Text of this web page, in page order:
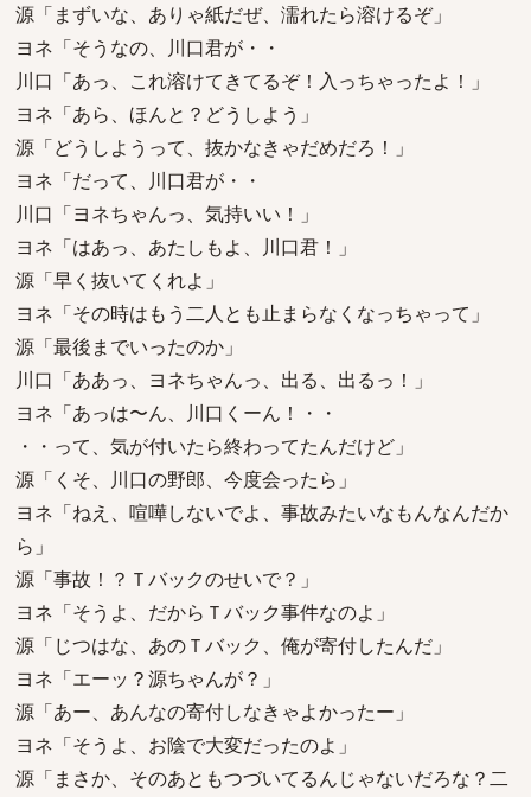
源「まずいな、ありゃ紙だぜ、濡れたら溶けるぞ」
ヨネ「そうなの、川口君が・・
川口「あっ、これ溶けてきてるぞ！入っちゃったよ！」
ヨネ「あら、ほんと？どうしよう」
源「どうしようって、抜かなきゃだめだろ！」
ヨネ「だって、川口君が・・
川口「ヨネちゃんっ、気持いい！」
ヨネ「はあっ、あたしもよ、川口君！」
源「早く抜いてくれよ」
ヨネ「その時はもう二人とも止まらなくなっちゃって」
源「最後までいったのか」
川口「ああっ、ヨネちゃんっ、出る、出るっ！」
ヨネ「あっは〜ん、川口くーん！・・
・・って、気が付いたら終わってたんだけど」
源「くそ、川口の野郎、今度会ったら」
ヨネ「ねえ、喧嘩しないでよ、事故みたいなもんなんだか
ら」
源「事故！？Ｔバックのせいで？」
ヨネ「そうよ、だからＴバック事件なのよ」
源「じつはな、あのＴバック、俺が寄付したんだ」
ヨネ「エーッ？源ちゃんが？」
源「あー、あんなの寄付しなきゃよかったー」
ヨネ「そうよ、お陰で大変だったのよ」
源「まさか、そのあともつづいてるんじゃないだろな？二